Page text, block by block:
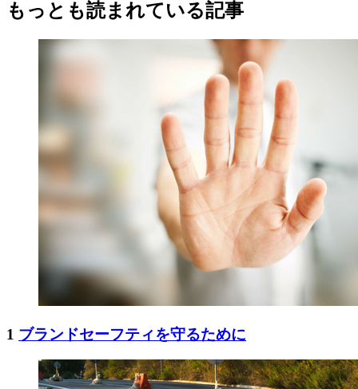
もっとも読まれている記事
1 ブランドセーフティを守るために